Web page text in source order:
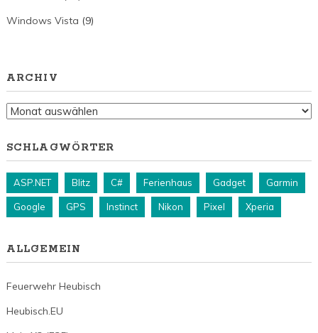
Windows Vista (9)
ARCHIV
Archiv
SCHLAGWÖRTER
ASP.NET Blitz C# Ferienhaus Gadget Garmin
Google GPS Instinct Nikon Pixel Xperia
ALLGEMEIN
Feuerwehr Heubisch
Heubisch.EU